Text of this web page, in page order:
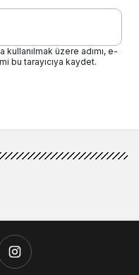
kullanılmak üzere adımı, e-
bu tarayıcıya kaydet.